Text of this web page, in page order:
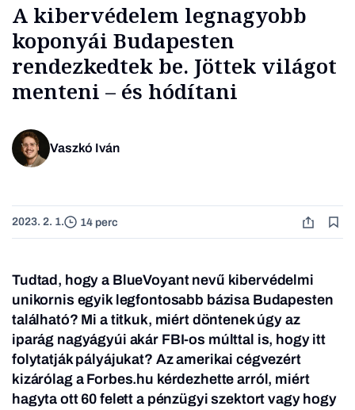
A kibervédelem legnagyobb
koponyái Budapesten
rendezkedtek be. Jöttek világot
menteni – és hódítani
Vaszkó Iván
2023. 2. 1. 14 perc
Tudtad, hogy a BlueVoyant nevű kibervédelmi
unikornis egyik legfontosabb bázisa Budapesten
található? Mi a titkuk, miért döntenek úgy az
iparág nagyágyúi akár FBI-os múlttal is, hogy itt
folytatják pályájukat? Az amerikai cégvezért
kizárólag a Forbes.hu kérdezhette arról, miért
hagyta ott 60 felett a pénzügyi szektort vagy hogy